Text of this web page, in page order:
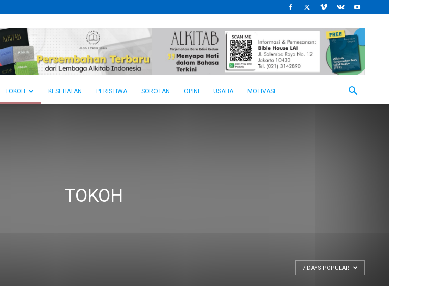
TOKOH KESEHATAN PERISTIWA SOROTAN OPINI USAHA MOTIVASI
TOKOH
7 DAYS POPULAR